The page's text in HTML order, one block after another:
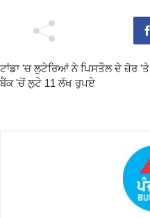
ਟਾਂਡਾ 'ਚ ਲੁਟੇਰਿਆਂ ਨੇ ਪਿਸਤੌਲ ਦੇ ਜ਼ੋਰ 'ਤੇ
ਬੈਂਕ 'ਚੋਂ ਲੁਟੇ 11 ਲੱਖ ਰੁਪਏ